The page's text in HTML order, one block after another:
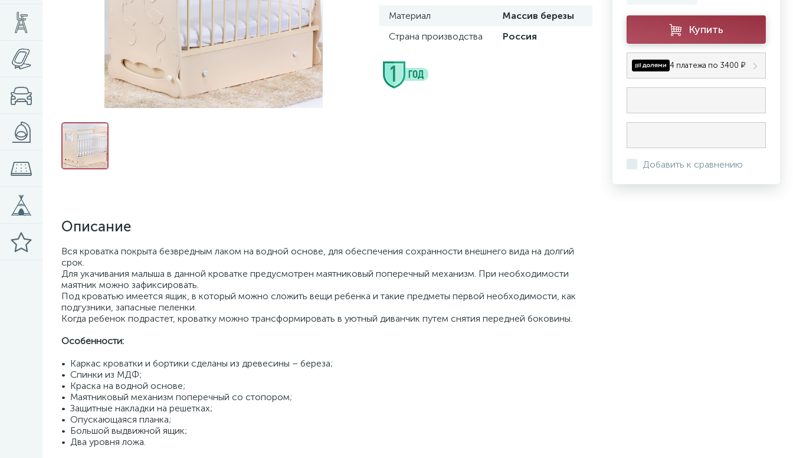
Материал
Массив березы
Страна производства
Россия
Описание
Вся кроватка покрыта безвредным лаком на водной основе, для обеспечения сохранности внешнего вида на долгий
срок.
Для укачивания малыша в данной кроватке предусмотрен маятниковый поперечный механизм. При необходимости
маятник можно зафиксировать.
Под кроватью имеется ящик, в который можно сложить вещи ребенка и такие предметы первой необходимости, как
подгузники, запасные пеленки.
Когда ребенок подрастет, кроватку можно трансформировать в уютный диванчик путем снятия передней боковины.
Особенности:
• Каркас кроватки и бортики сделаны из древесины – береза;
• Спинки из МДФ;
• Краска на водной основе;
• Маятниковый механизм поперечный со стопором;
• Защитные накладки на решетках;
• Опускающаяся планка;
• Большой выдвижной ящик;
• Два уровня ложа.
Купить
4 платежа по 3400 ₽
Добавить к сравнению